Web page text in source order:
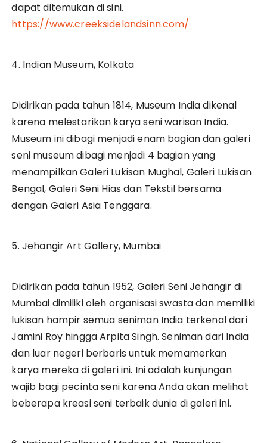
dapat ditemukan di sini.
https://www.creeksidelandsinn.com/
4. Indian Museum, Kolkata
Didirikan pada tahun 1814, Museum India dikenal
karena melestarikan karya seni warisan India.
Museum ini dibagi menjadi enam bagian dan galeri
seni museum dibagi menjadi 4 bagian yang
menampilkan Galeri Lukisan Mughal, Galeri Lukisan
Bengal, Galeri Seni Hias dan Tekstil bersama
dengan Galeri Asia Tenggara.
5. Jehangir Art Gallery, Mumbai
Didirikan pada tahun 1952, Galeri Seni Jehangir di
Mumbai dimiliki oleh organisasi swasta dan memiliki
lukisan hampir semua seniman India terkenal dari
Jamini Roy hingga Arpita Singh. Seniman dari India
dan luar negeri berbaris untuk memamerkan
karya mereka di galeri ini. Ini adalah kunjungan
wajib bagi pecinta seni karena Anda akan melihat
beberapa kreasi seni terbaik dunia di galeri ini.